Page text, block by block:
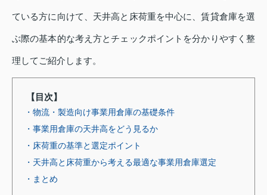
ている方に向けて、天井高と床荷重を中心に、賃貸倉庫を選
ぶ際の基本的な考え方とチェックポイントを分かりやすく整
理してご紹介します。
【目次】
・物流・製造向け事業用倉庫の基礎条件
・事業用倉庫の天井高をどう見るか
・床荷重の基準と選定ポイント
・天井高と床荷重から考える最適な事業用倉庫選定
・まとめ